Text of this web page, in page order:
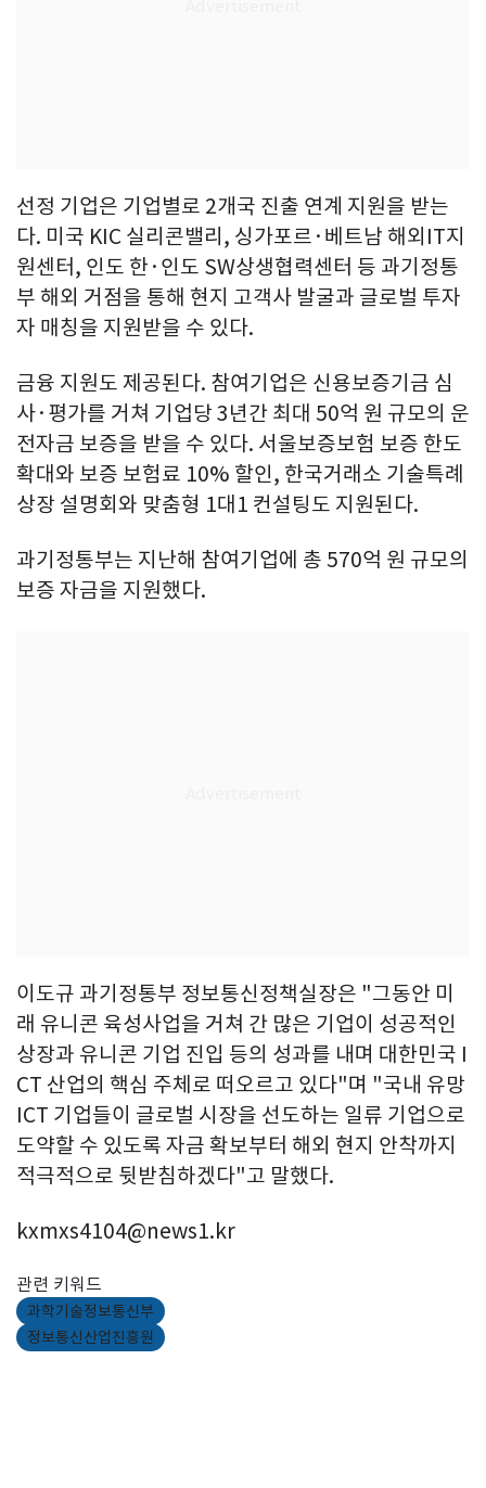
선정 기업은 기업별로 2개국 진출 연계 지원을 받는
다. 미국 KIC 실리콘밸리, 싱가포르·베트남 해외IT지
원센터, 인도 한·인도 SW상생협력센터 등 과기정통
부 해외 거점을 통해 현지 고객사 발굴과 글로벌 투자
자 매칭을 지원받을 수 있다.
금융 지원도 제공된다. 참여기업은 신용보증기금 심
사·평가를 거쳐 기업당 3년간 최대 50억 원 규모의 운
전자금 보증을 받을 수 있다. 서울보증보험 보증 한도
확대와 보증 보험료 10% 할인, 한국거래소 기술특례
상장 설명회와 맞춤형 1대1 컨설팅도 지원된다.
과기정통부는 지난해 참여기업에 총 570억 원 규모의
보증 자금을 지원했다.
이도규 과기정통부 정보통신정책실장은 "그동안 미
래 유니콘 육성사업을 거쳐 간 많은 기업이 성공적인
상장과 유니콘 기업 진입 등의 성과를 내며 대한민국 I
CT 산업의 핵심 주체로 떠오르고 있다"며 "국내 유망
ICT 기업들이 글로벌 시장을 선도하는 일류 기업으로
도약할 수 있도록 자금 확보부터 해외 현지 안착까지
적극적으로 뒷받침하겠다"고 말했다.
kxmxs4104@news1.kr
관련 키워드
과학기술정보통신부
정보통신산업진흥원